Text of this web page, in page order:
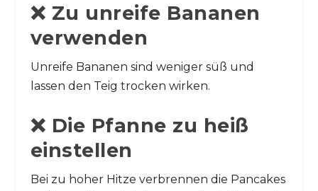
❌ Zu unreife Bananen
verwenden
Unreife Bananen sind weniger süß und
lassen den Teig trocken wirken.
❌ Die Pfanne zu heiß
einstellen
Bei zu hoher Hitze verbrennen die Pancakes